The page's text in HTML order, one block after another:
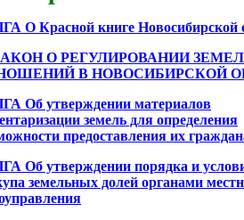
О Красной книге Новосибирской
О РЕГУЛИРОВАНИИ
В НОВОСИБИРСКОЙ
Об утверждении материалов
земель для определения
предоставления их
Об утверждении порядка и
земельных долей органами